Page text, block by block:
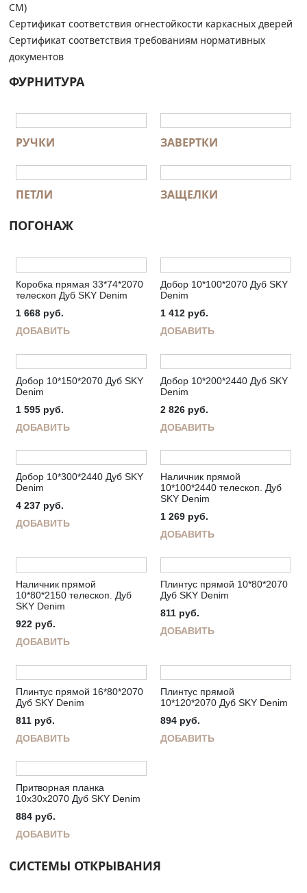
СМ)
Сертификат соответствия огнестойкости каркасных дверей
Сертификат соответствия требованиям нормативных
документов
ФУРНИТУРА
РУЧКИ ЗАВЕРТКИ
ПЕТЛИ ЗАЩЕЛКИ
ПОГОНАЖ
Коробка прямая 33*74*2070
телескоп Дуб SKY Denim
1 668 руб.
ДОБАВИТЬ
Добор 10*100*2070 Дуб SKY
Denim
1 412 руб.
ДОБАВИТЬ
Добор 10*150*2070 Дуб SKY
Denim
1 595 руб.
ДОБАВИТЬ
Добор 10*200*2440 Дуб SKY
Denim
2 826 руб.
ДОБАВИТЬ
Добор 10*300*2440 Дуб SKY
Denim
4 237 руб.
ДОБАВИТЬ
Наличник прямой
10*100*2440 телескоп. Дуб
SKY Denim
1 269 руб.
ДОБАВИТЬ
Наличник прямой
10*80*2150 телескоп. Дуб
SKY Denim
922 руб.
ДОБАВИТЬ
Плинтус прямой 10*80*2070
Дуб SKY Denim
811 руб.
ДОБАВИТЬ
Плинтус прямой 16*80*2070
Дуб SKY Denim
811 руб.
ДОБАВИТЬ
Плинтус прямой
10*120*2070 Дуб SKY Denim
894 руб.
ДОБАВИТЬ
Притворная планка
10х30х2070 Дуб SKY Denim
884 руб.
ДОБАВИТЬ
СИСТЕМЫ ОТКРЫВАНИЯ